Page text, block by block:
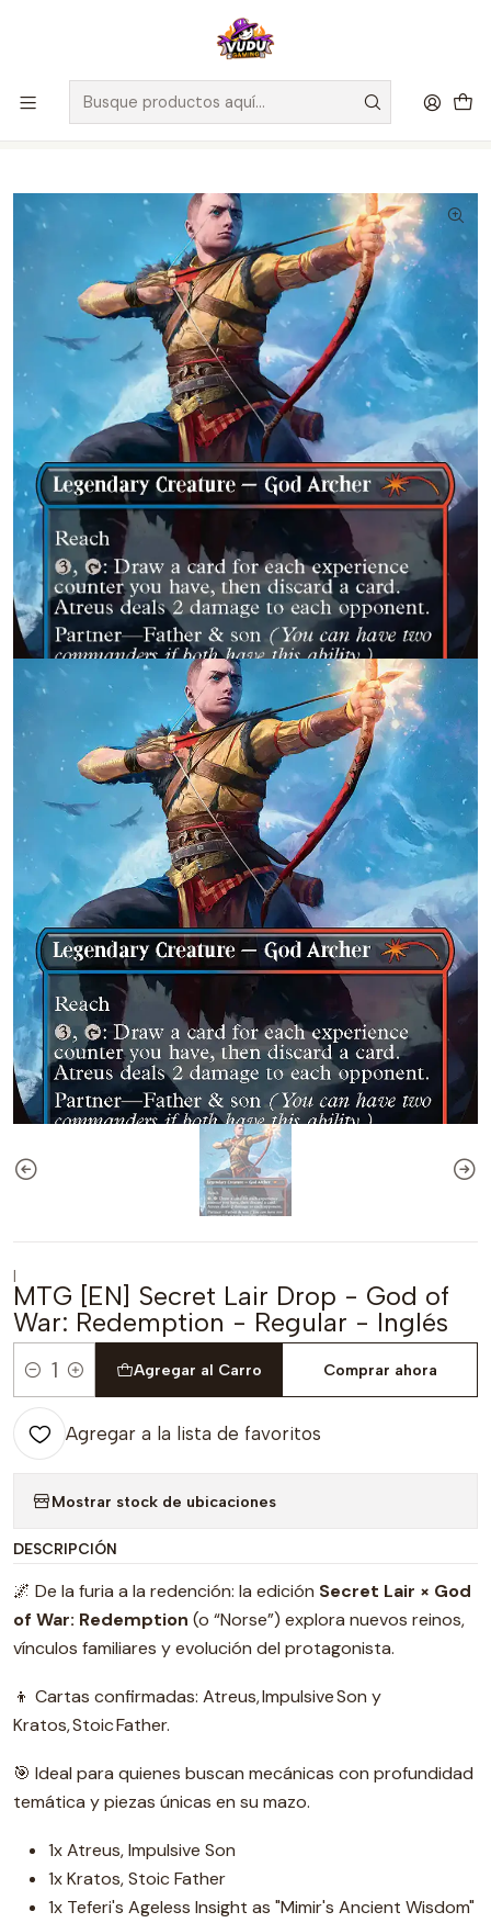
🚀 ¡Despachamos a todo Chile! Envío GRATIS a Regiones sobre
$100.000 y a RM sobre $35.000
Inicio Juegos de Cartas TCG
Magic The Gathering
Sellados Magic The Gathering
MTG [EN] Secret Lair Drop - God of War: Redemption - Regular
|
MTG [EN] Secret Lair Drop - God of
War: Redemption - Regular - Inglés
Cantidad
Agregar al Carro Comprar ahora
Agregar a la lista de favoritos
Mostrar stock de ubicaciones
DESCRIPCIÓN
🌌 De la furia a la redención: la edición Secret Lair × God
of War: Redemption (o “Norse”) explora nuevos reinos,
vínculos familiares y evolución del protagonista.
👦 Cartas confirmadas: Atreus, Impulsive Son y
Kratos, Stoic Father.
🎯 Ideal para quienes buscan mecánicas con profundidad
temática y piezas únicas en su mazo.
1x Atreus, Impulsive Son
1x Kratos, Stoic Father
1x Teferi's Ageless Insight as "Mimir's Ancient Wisdom"